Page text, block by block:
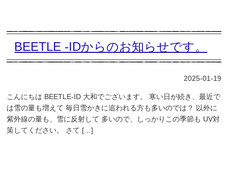
BEETLE -IDからのお知らせです。
2025-01-19
こんにちは BEETLE-ID 大和でございます。 寒い日が続き、最近で
は雪の量も増えて 毎日雪かきに追われる方も多いのでは？ 以外に
紫外線の量も、雪に反射して 多いので、しっかりこの季節も UV対
策してください。 さて […]